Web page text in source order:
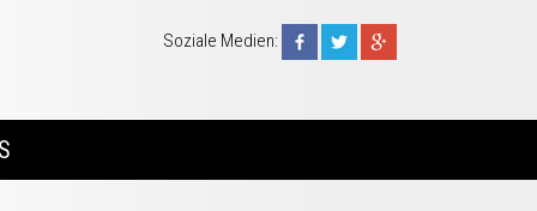
Soziale Medien: